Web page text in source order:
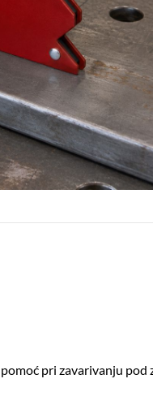
pri zavarivanju pod